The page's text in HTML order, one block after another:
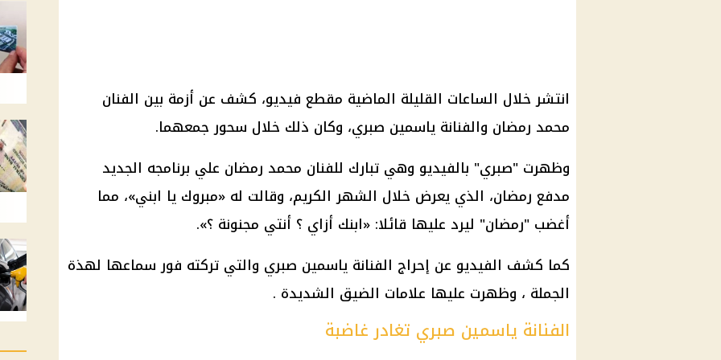
انتشر خلال الساعات القليلة الماضية مقطع فيديو، كشف عن أزمة بين الفنان
محمد رمضان والفنانة ياسمين صبري، وكان ذلك خلال سحور جمعهما.
وظهرت "صبري" بالفيديو وهي تبارك للفنان محمد رمضان علي برنامجه الجديد
مدفع رمضان، الذي يعرض خلال الشهر الكريم، وقالت له «مبروك يا ابني»، مما
أغضب "رمضان" ليرد عليها قائلا: «ابنك أزاي ؟ أنتي مجنونة ؟».
كما كشف الفيديو عن إحراج الفنانة ياسمين صبري والتي تركته فور سماعها لهذة
الجملة ، وظهرت عليها علامات الضيق الشديدة .
الفنانة ياسمين صبري تغادر غاضبة